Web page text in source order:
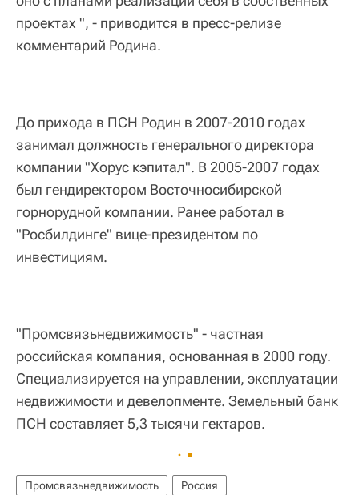
проектах ", - приводится в пресс-релизе
комментарий Родина.
До прихода в ПСН Родин в 2007-2010 годах
занимал должность генерального директора
компании "Хорус кэпитал". В 2005-2007 годах
был гендиректором Восточносибирской
горнорудной компании. Ранее работал в
"Росбилдинге" вице-президентом по
инвестициям.
"Промсвязьнедвижимость" - частная
российская компания, основанная в 2000 году.
Специализируется на управлении, эксплуатации
недвижимости и девелопменте. Земельный банк
ПСН составляет 5,3 тысячи гектаров.
Промсвязьнедвижимость Россия